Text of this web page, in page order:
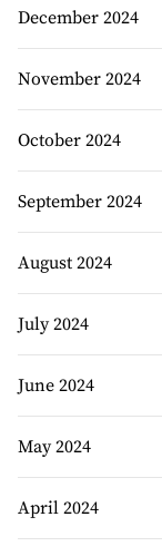
December 2024
November 2024
October 2024
September 2024
August 2024
July 2024
June 2024
May 2024
April 2024